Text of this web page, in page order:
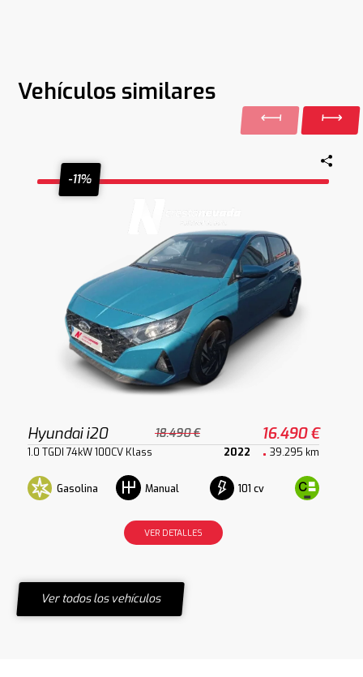
Vehículos similares
-11%
Hyundai i20 18.490 € 16.490 €
1.0 TGDI 74kW 100CV Klass 2022 39.295 km
Gasolina Manual 101 cv
VER DETALLES
Ver todos los vehículos